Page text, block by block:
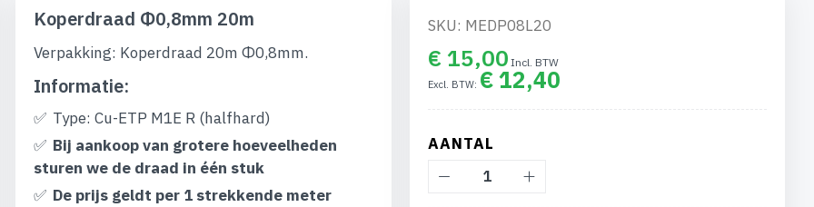
Koperdraad Φ0,8mm 20m
Verpakking: Koperdraad 20m Φ0,8mm.
Informatie:
Type: Cu-ETP M1E R (halfhard)
Bij aankoop van grotere hoeveelheden
sturen we de draad in één stuk
De prijs geldt per 1 strekkende meter
SKU: MEDP08L20
€ 15,00
€ 12,40
AANTAL